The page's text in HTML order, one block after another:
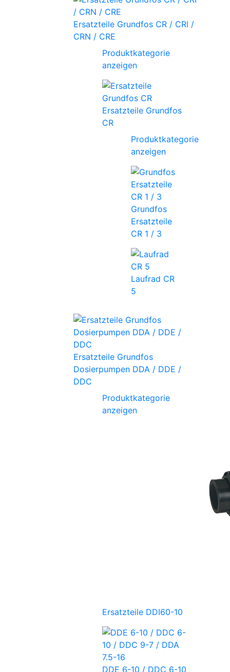
Ersatzteile Grundfos CR / CRI /
CRN / CRE
Produktkategorie
anzeigen
Ersatzteile Grundfos
CR
Produktkategorie
anzeigen
Grundfos
Ersatzteile
CR 1 / 3
Laufrad CR
5
Ersatzteile Grundfos
Dosierpumpen DDA / DDE /
DDC
Produktkategorie
anzeigen
Ersatzteile DDI60-10
DDE 6-10 / DDC 6-10